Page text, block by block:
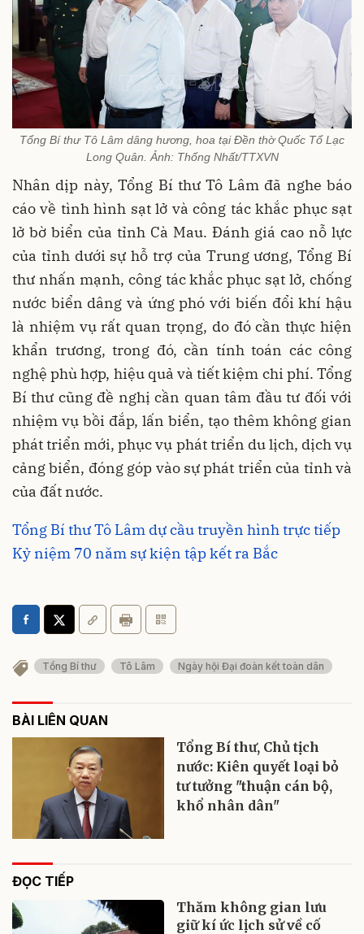
Tổng Bí thư Tô Lâm dâng hương, hoa tại Đền thờ Quốc Tổ Lạc
Long Quân. Ảnh: Thống Nhất/TTXVN
Nhân dịp này, Tổng Bí thư Tô Lâm đã nghe báo
cáo về tình hình sạt lở và công tác khắc phục sạt
lở bờ biển của tỉnh Cà Mau. Đánh giá cao nỗ lực
của tỉnh dưới sự hỗ trợ của Trung ương, Tổng Bí
thư nhấn mạnh, công tác khắc phục sạt lở, chống
nước biển dâng và ứng phó với biến đổi khí hậu
là nhiệm vụ rất quan trọng, do đó cần thực hiện
khẩn trương, trong đó, cần tính toán các công
nghệ phù hợp, hiệu quả và tiết kiệm chi phí. Tổng
Bí thư cũng đề nghị cần quan tâm đầu tư đối với
nhiệm vụ bồi đắp, lấn biển, tạo thêm không gian
phát triển mới, phục vụ phát triển du lịch, dịch vụ
cảng biển, đóng góp vào sự phát triển của tỉnh và
của đất nước.
Tổng Bí thư Tô Lâm dự cầu truyền hình trực tiếp
Kỷ niệm 70 năm sự kiện tập kết ra Bắc
Tổng Bí thư Tô Lâm Ngày hội Đại đoàn kết toàn dân
BÀI LIÊN QUAN
Tổng Bí thư, Chủ tịch
nước: Kiên quyết loại bỏ
tư tưởng "thuận cán bộ,
khổ nhân dân"
ĐỌC TIẾP
Thăm không gian lưu
giữ kí ức lịch sử về cố